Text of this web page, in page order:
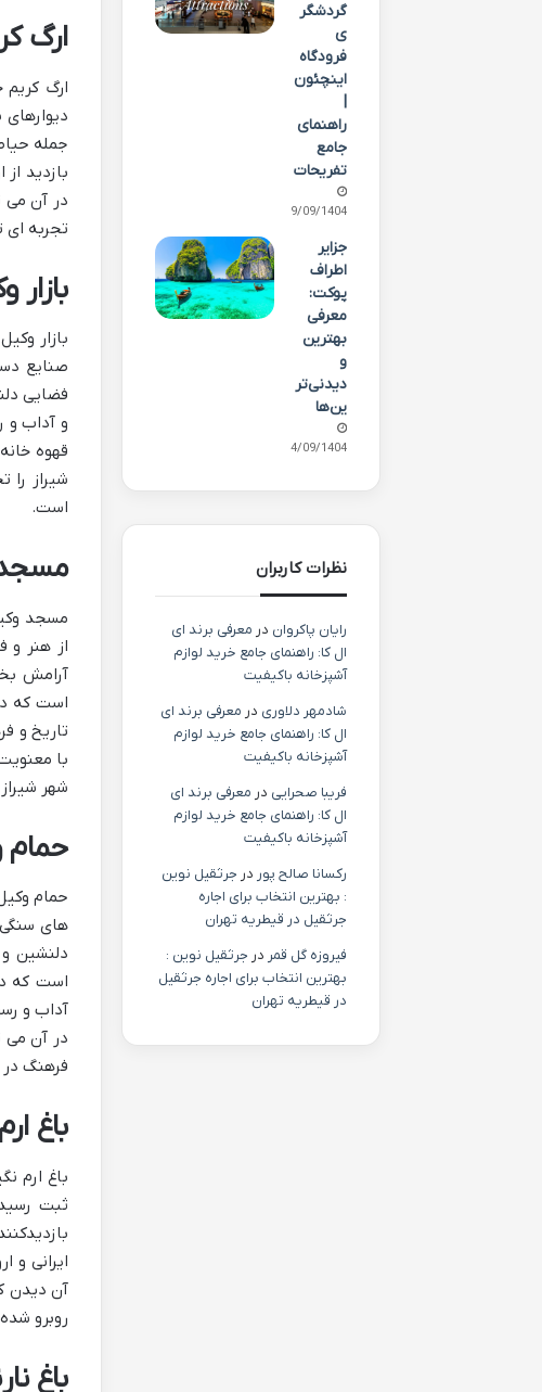
ارگ
ارگ
جمله
بازدید
در آن می
تجربه ای
بازار
بازار
صنایع
فضایی
و آداب و
قهوه
شیراز را
است.
مسجد
از هنر و
آرامش
است که
تاریخ و
با
شهر
حمام
حمام
های
دلنشین و
است که
آداب و
در آن می
فرهنگ
باغ ارم
باغ ارم
ثبت
ایرانی و
آن دیدن
روبرو
باغ
گردشگر
ی
فرودگاه
اینچئون
|
راهنمای
جامع
تفریحات
29/09/1404
جزایر
اطراف
پوکت:
معرفی
بهترین
و
دیدنی‌تر
ین‌ها
24/09/1404
نظرات کاربران
رایان پاکروان در معرفی برند ای
ال کا: راهنمای جامع خرید لوازم
آشپزخانه باکیفیت
شادمهر دلاوری در معرفی برند ای
ال کا: راهنمای جامع خرید لوازم
آشپزخانه باکیفیت
فریبا صحرایی در معرفی برند ای
ال کا: راهنمای جامع خرید لوازم
آشپزخانه باکیفیت
رکسانا صالح پور در جرثقیل نوین
: بهترین انتخاب برای اجاره
جرثقیل در قیطریه تهران
فیروزه گل قمر در جرثقیل نوین :
بهترین انتخاب برای اجاره جرثقیل
در قیطریه تهران